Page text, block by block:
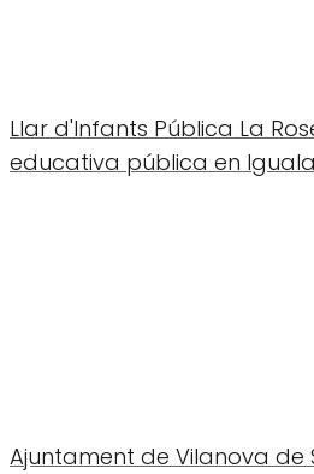
Llar d'Infants Pública La
educativa pública en
Ajuntament de Vilanova de